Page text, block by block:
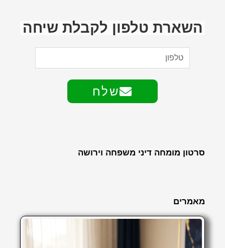
השארת טלפון לקבלת שיחה
שלח
סרטון מומחה דיני משפחה וירושה
מאמרים